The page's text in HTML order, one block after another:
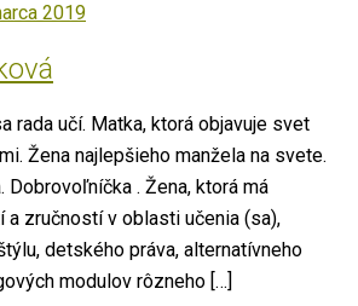
2019
rada učí. Matka, ktorá objavuje svet
Žena najlepšieho manžela na svete.
Dobrovoľníčka . Žena, ktorá má
zručností v oblasti učenia (sa),
detského práva, alternatívneho
modulov rôzneho […]